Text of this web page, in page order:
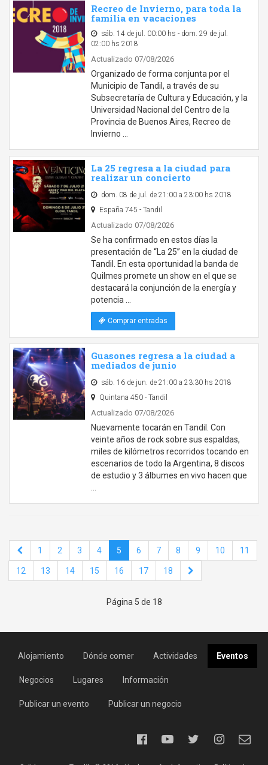
Recreo de Invierno, para toda la
familia en vacaciones
sáb. 14 de jul. 00:00 hs - dom. 29 de jul.
02:00 hs 2018
Actualizado 07/08/2026
Organizado de forma conjunta por el
Municipio de Tandil, a través de su
Subsecretaría de Cultura y Educación, y la
Universidad Nacional del Centro de la
Provincia de Buenos Aires, Recreo de
Invierno …
La 25 regresa a la ciudad para
realizar un concierto
dom. 08 de jul. de 21:00 a 23:00 hs 2018
España 745 - Tandil
Actualizado 07/08/2026
Se ha confirmado en estos días la
presentación de “La 25” en la ciudad de
Tandil. En esta oportunidad la banda de
Quilmes promete un show en el que se
destacará la conjunción de la energía y
potencia …
Comprar entradas
Guasones regresa a la ciudad a
mediados de junio
sáb. 16 de jun. de 21:00 a 23:30 hs 2018
Quintana 450 - Tandil
Actualizado 07/08/2026
Nuevamente tocarán en Tandil. Con
veinte años de rock sobre sus espaldas,
miles de kilómetros recorridos tocando en
escenarios de todo la Argentina, 8 discos
de estudio y 3 álbumes en vivo hacen que
1 2 3 4 5 6 7 8 9 10 11
12 13 14 15 16 17 18
Página 5 de 18
Alojamiento Dónde comer Actividades Eventos
Negocios Lugares Información
Publicar un evento Publicar un negocio